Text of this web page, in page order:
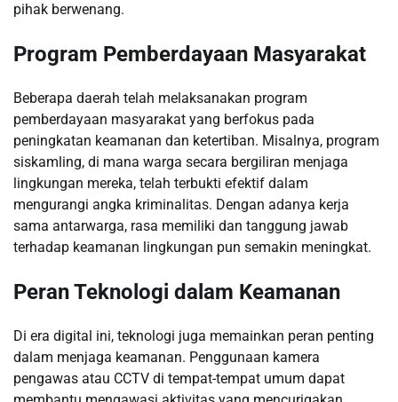
pihak berwenang.
Program Pemberdayaan Masyarakat
Beberapa daerah telah melaksanakan program
pemberdayaan masyarakat yang berfokus pada
peningkatan keamanan dan ketertiban. Misalnya, program
siskamling, di mana warga secara bergiliran menjaga
lingkungan mereka, telah terbukti efektif dalam
mengurangi angka kriminalitas. Dengan adanya kerja
sama antarwarga, rasa memiliki dan tanggung jawab
terhadap keamanan lingkungan pun semakin meningkat.
Peran Teknologi dalam Keamanan
Di era digital ini, teknologi juga memainkan peran penting
dalam menjaga keamanan. Penggunaan kamera
pengawas atau CCTV di tempat-tempat umum dapat